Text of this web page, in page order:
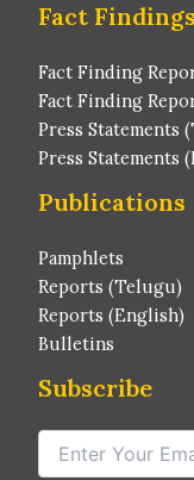
Fact Findings
Fact Finding
Fact Finding
Press Statements
Press Statements
Publications
Pamphlets
Reports (Telugu)
Reports (English)
Bulletins
Subscribe